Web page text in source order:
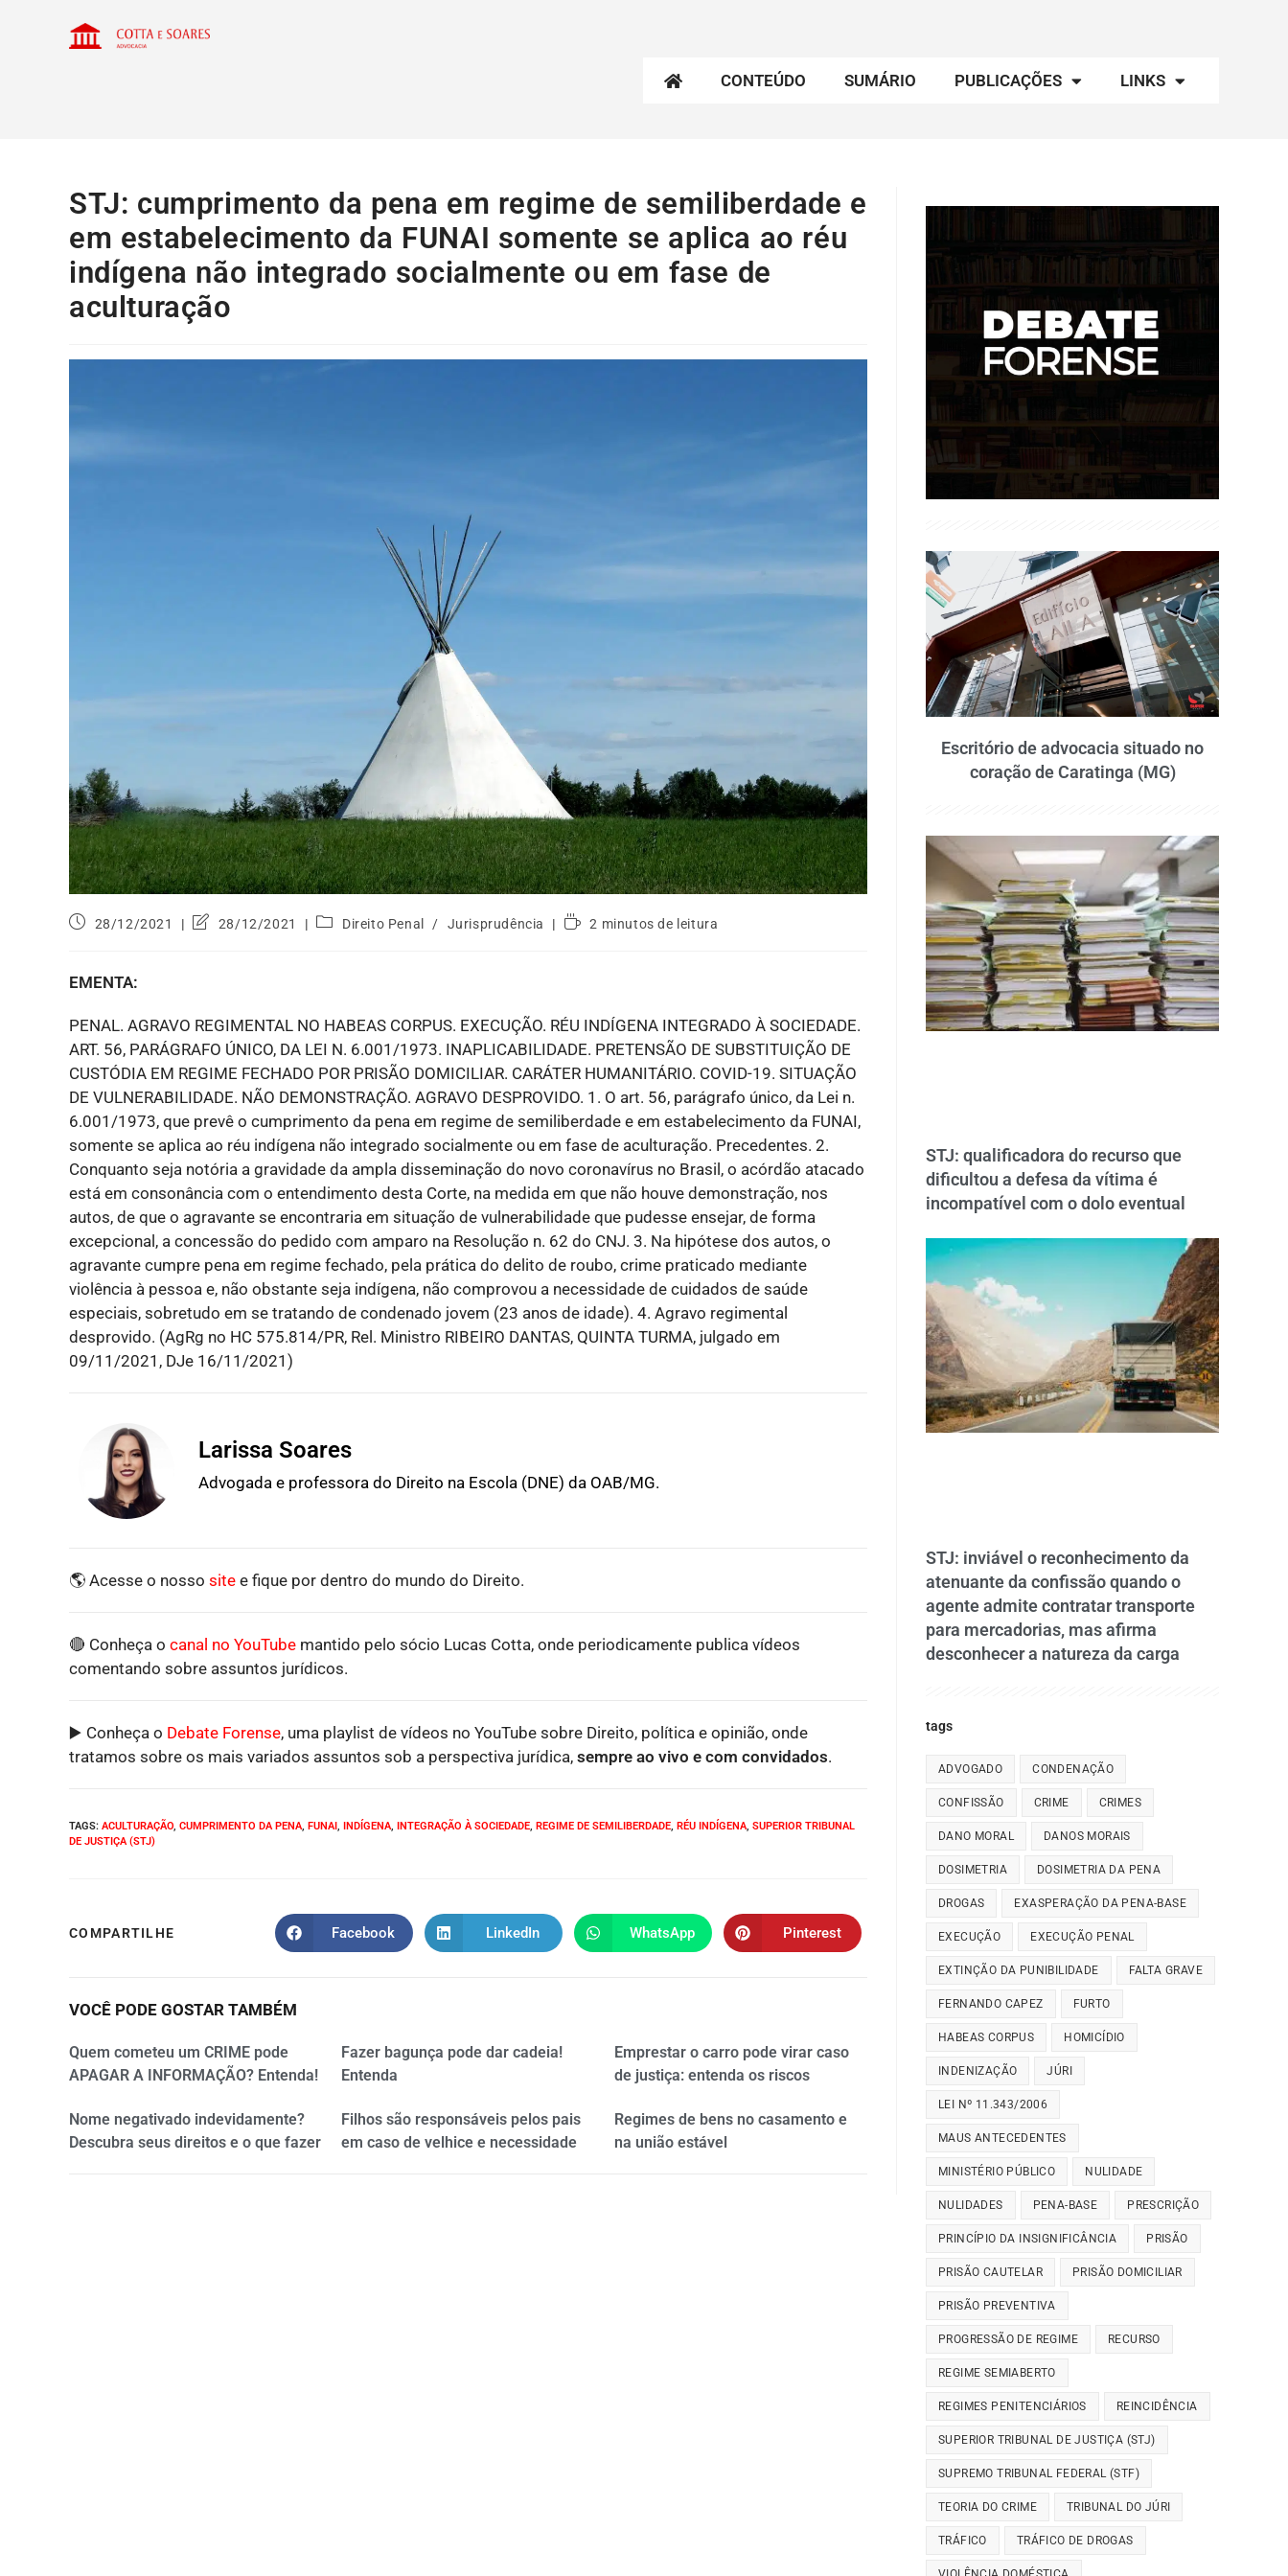
CONTEÚDO SUMÁRIO PUBLICAÇÕES LINKS
STJ: cumprimento da pena em regime de semiliberdade e
em estabelecimento da FUNAI somente se aplica ao réu
indígena não integrado socialmente ou em fase de
aculturação
28/12/2021 28/12/2021 Direito Penal / Jurisprudência 2 minutos de leitura
EMENTA:
PENAL. AGRAVO REGIMENTAL NO HABEAS CORPUS. EXECUÇÃO. RÉU INDÍGENA INTEGRADO À SOCIEDADE.
ART. 56, PARÁGRAFO ÚNICO, DA LEI N. 6.001/1973. INAPLICABILIDADE. PRETENSÃO DE SUBSTITUIÇÃO DE
CUSTÓDIA EM REGIME FECHADO POR PRISÃO DOMICILIAR. CARÁTER HUMANITÁRIO. COVID-19. SITUAÇÃO
DE VULNERABILIDADE. NÃO DEMONSTRAÇÃO. AGRAVO DESPROVIDO. 1. O art. 56, parágrafo único, da Lei n.
6.001/1973, que prevê o cumprimento da pena em regime de semiliberdade e em estabelecimento da FUNAI,
somente se aplica ao réu indígena não integrado socialmente ou em fase de aculturação. Precedentes. 2.
Conquanto seja notória a gravidade da ampla disseminação do novo coronavírus no Brasil, o acórdão atacado
está em consonância com o entendimento desta Corte, na medida em que não houve demonstração, nos
autos, de que o agravante se encontraria em situação de vulnerabilidade que pudesse ensejar, de forma
excepcional, a concessão do pedido com amparo na Resolução n. 62 do CNJ. 3. Na hipótese dos autos, o
agravante cumpre pena em regime fechado, pela prática do delito de roubo, crime praticado mediante
violência à pessoa e, não obstante seja indígena, não comprovou a necessidade de cuidados de saúde
especiais, sobretudo em se tratando de condenado jovem (23 anos de idade). 4. Agravo regimental
desprovido. (AgRg no HC 575.814/PR, Rel. Ministro RIBEIRO DANTAS, QUINTA TURMA, julgado em
09/11/2021, DJe 16/11/2021)
Larissa Soares
Advogada e professora do Direito na Escola (DNE) da OAB/MG.
🌎 Acesse o nosso site e fique por dentro do mundo do Direito.
🔴 Conheça o canal no YouTube mantido pelo sócio Lucas Cotta, onde periodicamente publica vídeos
comentando sobre assuntos jurídicos.
▶️ Conheça o Debate Forense, uma playlist de vídeos no YouTube sobre Direito, política e opinião, onde
tratamos sobre os mais variados assuntos sob a perspectiva jurídica, sempre ao vivo e com convidados.
TAGS: ACULTURAÇÃO, CUMPRIMENTO DA PENA, FUNAI , INDÍGENA, INTEGRAÇÃO À SOCIEDADE, REGIME DE SEMILIBERDADE, RÉU INDÍGENA, SUPERIOR TRIBUNAL
DE JUSTIÇA (STJ)
COMPARTILHE Facebook LinkedIn WhatsApp Pinterest
VOCÊ PODE GOSTAR TAMBÉM
Quem cometeu um CRIME pode
APAGAR A INFORMAÇÃO? Entenda!
Fazer bagunça pode dar cadeia!
Entenda
Emprestar o carro pode virar caso
de justiça: entenda os riscos
Nome negativado indevidamente?
Descubra seus direitos e o que fazer
Filhos são responsáveis pelos pais
em caso de velhice e necessidade
Regimes de bens no casamento e
na união estável
Escritório de advocacia situado no
coração de Caratinga (MG)
STJ: qualificadora do recurso que
dificultou a defesa da vítima é
incompatível com o dolo eventual
STJ: inviável o reconhecimento da
atenuante da confissão quando o
agente admite contratar transporte
para mercadorias, mas afirma
desconhecer a natureza da carga
tags
ADVOGADO CONDENAÇÃO
CONFISSÃO CRIME CRIMES
DANO MORAL DANOS MORAIS
DOSIMETRIA DOSIMETRIA DA PENA
DROGAS EXASPERAÇÃO DA PENA-BASE
EXECUÇÃO EXECUÇÃO PENAL
EXTINÇÃO DA PUNIBILIDADE FALTA GRAVE
FERNANDO CAPEZ FURTO
HABEAS CORPUS HOMICÍDIO
INDENIZAÇÃO JÚRI
LEI Nº 11.343/2006
MAUS ANTECEDENTES
MINISTÉRIO PÚBLICO NULIDADE
NULIDADES PENA-BASE PRESCRIÇÃO
PRINCÍPIO DA INSIGNIFICÂNCIA PRISÃO
PRISÃO CAUTELAR PRISÃO DOMICILIAR
PRISÃO PREVENTIVA
PROGRESSÃO DE REGIME RECURSO
REGIME SEMIABERTO
REGIMES PENITENCIÁRIOS REINCIDÊNCIA
SUPERIOR TRIBUNAL DE JUSTIÇA (STJ)
SUPREMO TRIBUNAL FEDERAL (STF)
TEORIA DO CRIME TRIBUNAL DO JÚRI
TRÁFICO TRÁFICO DE DROGAS